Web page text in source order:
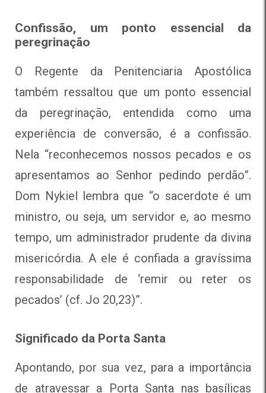
Confissão, um ponto essencial da
peregrinação
O Regente da Penitenciaria Apostólica
também ressaltou que um ponto essencial
da peregrinação, entendida como uma
experiência de conversão, é a confissão.
Nela “reconhecemos nossos pecados e os
apresentamos ao Senhor pedindo perdão”.
Dom Nykiel lembra que “o sacerdote é um
ministro, ou seja, um servidor e, ao mesmo
tempo, um administrador prudente da divina
misericórdia. A ele é confiada a gravíssima
responsabilidade de ‘remir ou reter os
pecados’ (cf. Jo 20,23)”.
Significado da Porta Santa
Apontando, por sua vez, para a importância
de atravessar a Porta Santa nas basílicas